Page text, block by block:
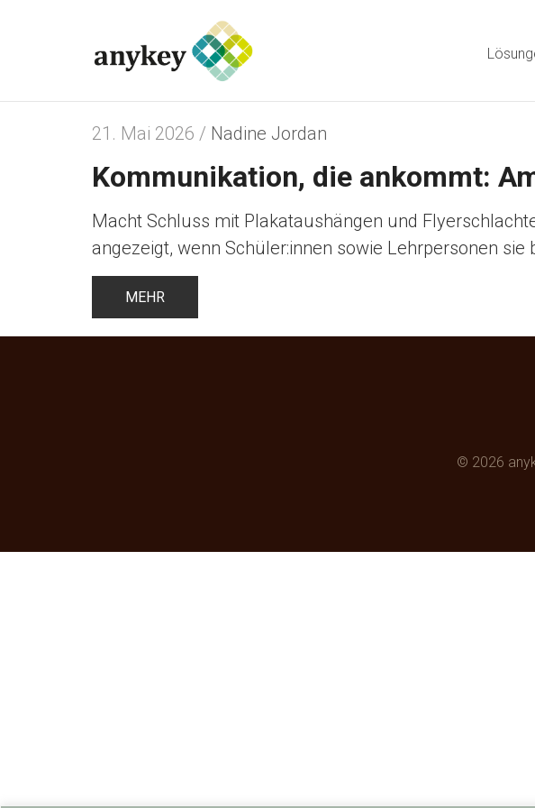
21. Mai 2026 / Nadine Jordan
Kommunikation, die ankommt:
Macht Schluss mit Plakataushängen und
angezeigt, wenn Schüler:innen sowie Lehrpersonen sie
MEHR
© 2026